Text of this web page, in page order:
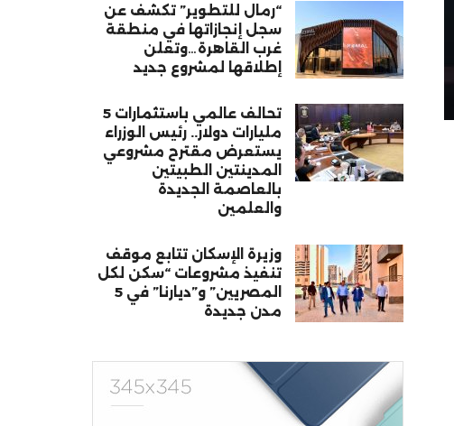
“رمال للتطوير” تكشف عن
سجل إنجازاتها في منطقة
غرب القاهرة…وتعلن
إطلاقها لمشروع جديد
تحالف عالمي باستثمارات 5
مليارات دولار.. رئيس الوزراء
يستعرض مقترح مشروعي
المدينتين الطبيتين
بالعاصمة الجديدة
والعلمين
وزيرة الإسكان تتابع موقف
تنفيذ مشروعات “سكن لكل
المصريين” و”ديارنا” في 5
مدن جديدة